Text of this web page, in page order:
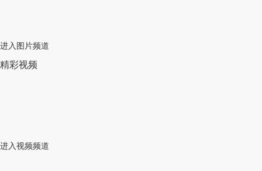
进入图片频道
精彩视频
进入视频频道